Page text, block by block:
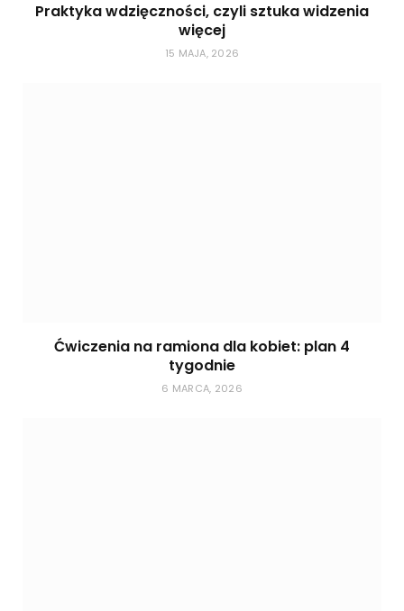
Praktyka wdzięczności, czyli sztuka widzenia
więcej
15 MAJA, 2026
Ćwiczenia na ramiona dla kobiet: plan 4
tygodnie
6 MARCA, 2026